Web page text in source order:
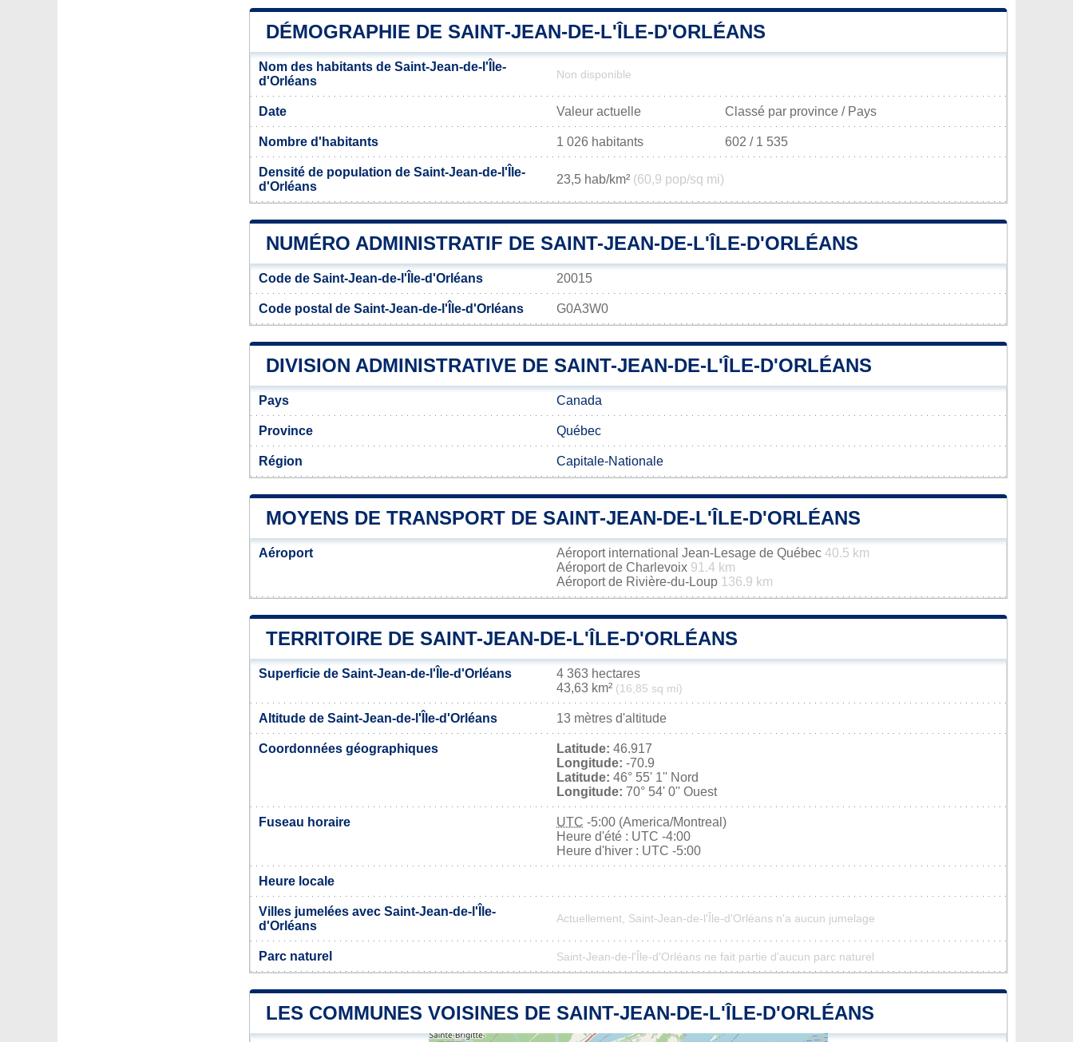
DÉMOGRAPHIE DE SAINT-JEAN-DE-L'ÎLE-D'ORLÉANS
Nom des habitants de Saint-Jean-de-l'Île-
d'Orléans
Non disponible
Date Valeur actuelle Classé par province / Pays
Nombre d'habitants 1 026 habitants 602 / 1 535
Densité de population de Saint-Jean-de-l'Île-
d'Orléans
23,5 hab/km² (60,9 pop/sq mi)
NUMÉRO ADMINISTRATIF DE SAINT-JEAN-DE-L'ÎLE-D'ORLÉANS
Code de Saint-Jean-de-l'Île-d'Orléans 20015
Code postal de Saint-Jean-de-l'Île-d'Orléans G0A3W0
DIVISION ADMINISTRATIVE DE SAINT-JEAN-DE-L'ÎLE-D'ORLÉANS
Pays Canada
Province Québec
Région Capitale-Nationale
MOYENS DE TRANSPORT DE SAINT-JEAN-DE-L'ÎLE-D'ORLÉANS
Aéroport Aéroport international Jean-Lesage de Québec 40.5 km
Aéroport de Charlevoix 91.4 km
Aéroport de Rivière-du-Loup 136.9 km
TERRITOIRE DE SAINT-JEAN-DE-L'ÎLE-D'ORLÉANS
Superficie de Saint-Jean-de-l'Île-d'Orléans
4 363 hectares
43,63 km² (16,85 sq mi)
Altitude de Saint-Jean-de-l'Île-d'Orléans 13 mètres d'altitude
Coordonnées géographiques Latitude: 46.917
Longitude: -70.9
Latitude: 46° 55' 1'' Nord
Longitude: 70° 54' 0'' Ouest
Fuseau horaire UTC -5:00 (America/Montreal)
Heure d'été : UTC -4:00
Heure d'hiver : UTC -5:00
Heure locale
Villes jumelées avec Saint-Jean-de-l'Île-
d'Orléans
Actuellement, Saint-Jean-de-l'Île-d'Orléans n'a aucun jumelage
Parc naturel Saint-Jean-de-l'Île-d'Orléans ne fait partie d'aucun parc naturel
LES COMMUNES VOISINES DE SAINT-JEAN-DE-L'ÎLE-D'ORLÉANS